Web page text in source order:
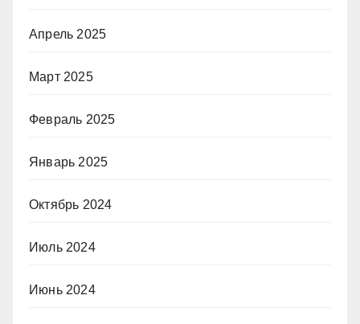
Апрель 2025
Март 2025
Февраль 2025
Январь 2025
Октябрь 2024
Июль 2024
Июнь 2024